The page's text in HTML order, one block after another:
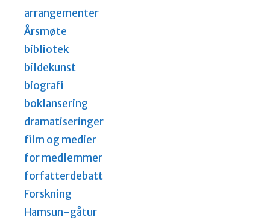
arrangementer
Årsmøte
bibliotek
bildekunst
biografi
boklansering
dramatiseringer
film og medier
for medlemmer
forfatterdebatt
Forskning
Hamsun-gåtur